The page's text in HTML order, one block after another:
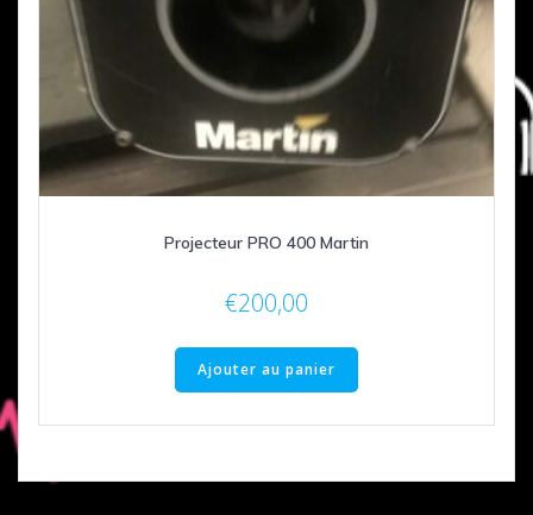
Projecteur PRO 400 Martin
€200,00
Ajouter au panier